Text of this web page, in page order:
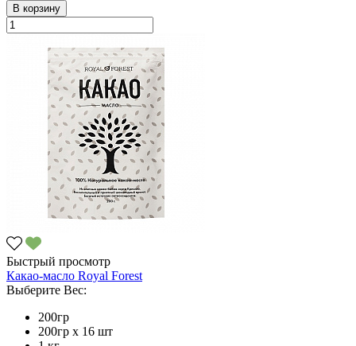
В корзину
Быстрый просмотр
Какао-масло Royal Forest
Выберите Вес:
200гр
200гр х 16 шт